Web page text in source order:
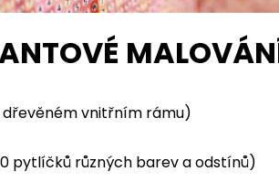
vnitřním rámu)
pytlíčků různých barev a odstínů)